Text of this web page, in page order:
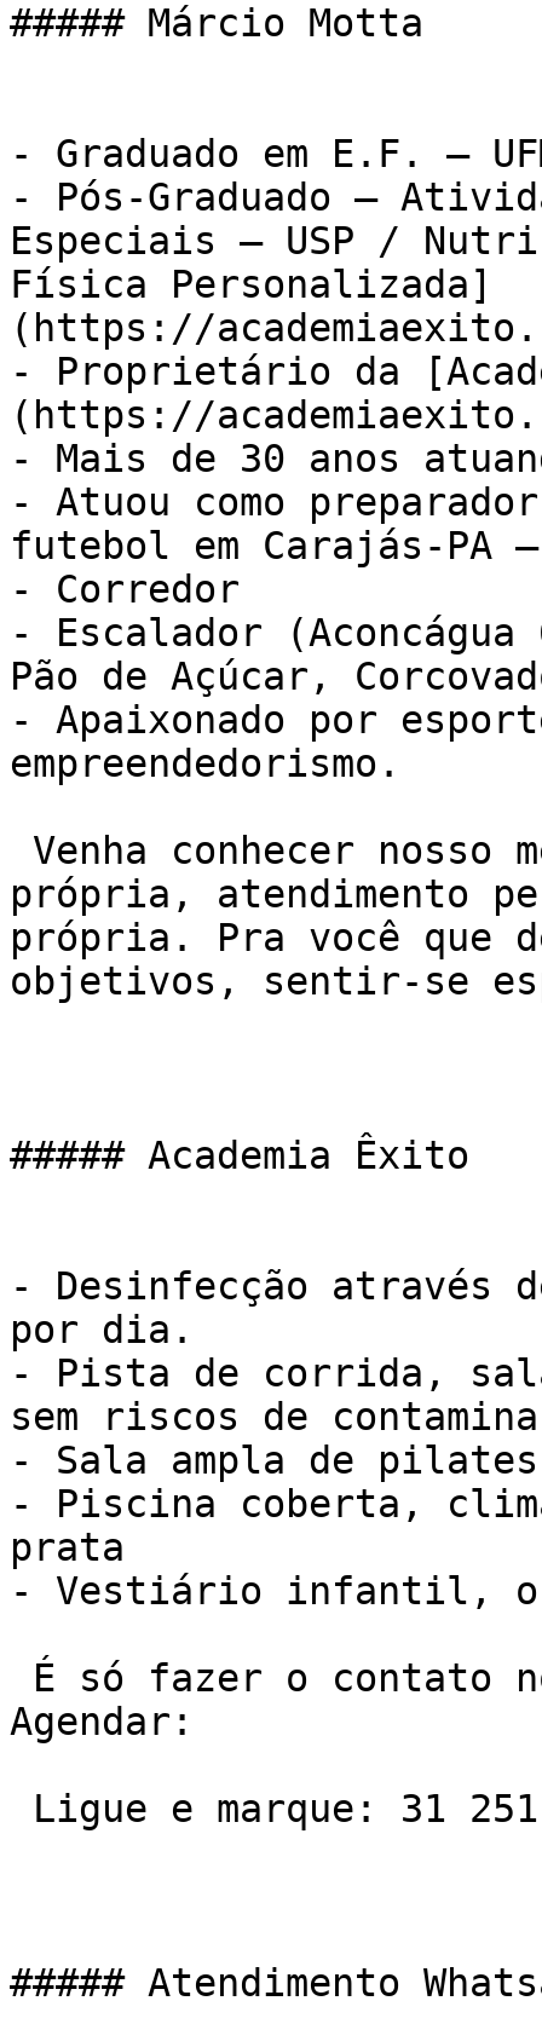
##### Márcio Motta
- Graduado em E.F. –
- Pós-Graduado –
Especiais – USP /
Física Personalizada]
(https://
- Proprietário da
(https://
- Mais de 30 anos
- Atuou como
futebol em Carajás-PA –
- Corredor
- Escalador
Pão de Açúcar,
- Apaixonado por
empreendedorismo.
própria, atendimento
própria. Pra você que
objetivos, sentir-se
##### Academia Êxito
- Desinfecção
por dia.
- Pista de corrida,
sem riscos de
- Sala ampla de pilates
- Piscina coberta,
prata
- Vestiário infantil, o
Agendar:
##### Atendimento